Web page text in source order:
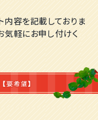
内容を記載しておりま
気軽にお申し付けく